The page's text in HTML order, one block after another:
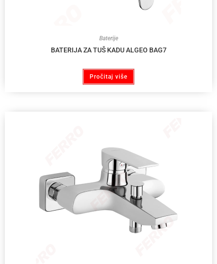
Baterije
BATERIJA ZA TUŠ KADU ALGEO BAG7
Pročitaj više